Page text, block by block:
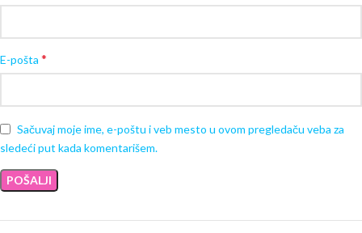
E-pošta *
Sačuvaj moje ime, e-poštu i veb mesto u ovom pregledaču veba za
sledeći put kada komentarišem.